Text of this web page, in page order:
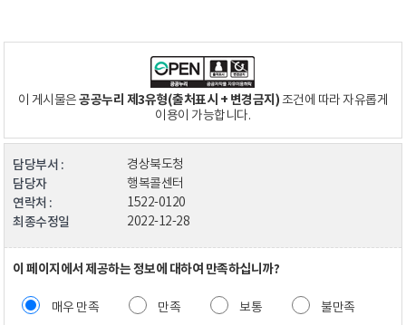
이 게시물은공공누리 제3유형(출처표시 + 변경금지)조건에 따라 자유롭게
이용이 가능합니다.
담당부서 : 경상북도청
담당자 행복콜센터
연락처 : 1522-0120
최종수정일 2022-12-28
이 페이지에서 제공하는 정보에 대하여 만족하십니까?
매우 만족 만족 보통 불만족